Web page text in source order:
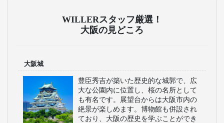
WILLERスタッフ厳選！
大阪の見どころ
大阪城
豊臣秀吉が築いた歴史的な城郭で、広
大な公園内に位置し、桜の名所として
も有名です。展望台からは大阪市内の
絶景が楽しめます。博物館も併設され
ており、大阪の歴史を学ぶことができ